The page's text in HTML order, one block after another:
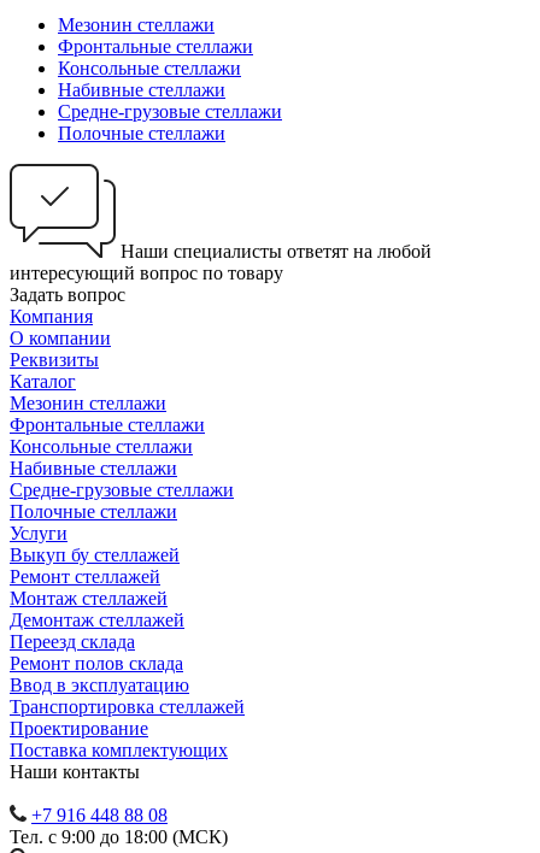
Мезонин стеллажи
Фронтальные стеллажи
Консольные стеллажи
Набивные стеллажи
Средне-грузовые стеллажи
Полочные стеллажи
Наши специалисты ответят на любой
интересующий вопрос по товару
Задать вопрос
Компания
О компании
Реквизиты
Каталог
Мезонин стеллажи
Фронтальные стеллажи
Консольные стеллажи
Набивные стеллажи
Средне-грузовые стеллажи
Полочные стеллажи
Услуги
Выкуп бу стеллажей
Ремонт стеллажей
Монтаж стеллажей
Демонтаж стеллажей
Переезд склада
Ремонт полов склада
Ввод в эксплуатацию
Транспортировка стеллажей
Проектирование
Поставка комплектующих
Наши контакты
+7 916 448 88 08
Тел. с 9:00 до 18:00 (МСК)